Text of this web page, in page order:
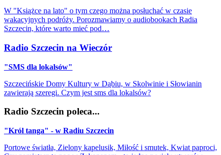
W "Książce na lato" o tym czego można posłuchać w czasie
wakacyjnych podróży. Porozmawiamy o audiobookach Radia
Szczecin, które warto mieć pod…
Radio Szczecin na Wieczór
"SMS dla lokalsów"
Szczecińskie Domy Kultury w Dąbiu, w Skolwinie i Słowianin
zawierają szeregi. Czym jest sms dla lokalsów?
Radio Szczecin poleca...
"Król tanga" - w Radiu Szczecin
Portowe światła, Zielony kapelusik, Miłość i smutek, Kwiat paproci,